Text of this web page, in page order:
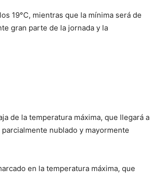
19°C, mientras que la mínima será de
gran parte de la jornada y la
de la temperatura máxima, que llegará a
nublado y mayormente
en la temperatura máxima, que